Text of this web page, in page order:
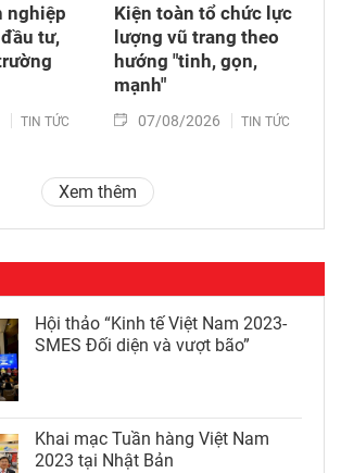
nghiệp
tư,
TIN TỨC
Kiện toàn tổ chức lực
lượng vũ trang theo
hướng "tinh, gọn,
mạnh"
07/08/2026 TIN TỨC
Xem thêm
Hội thảo “Kinh tế Việt Nam 2023-
SMES Đối diện và vượt bão”
Khai mạc Tuần hàng Việt Nam
2023 tại Nhật Bản